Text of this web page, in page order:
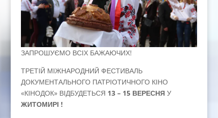
ЗАПРОШУЄМО ВСІХ БАЖАЮЧИХ!
ТРЕТІЙ МІЖНАРОДНИЙ ФЕСТИВАЛЬ
ДОКУМЕНТАЛЬНОГО ПАТРІОТИЧНОГО КІНО
«КІНОДОК» ВІДБУДЕТЬСЯ 13 – 15 ВЕРЕСНЯ У
ЖИТОМИРІ !